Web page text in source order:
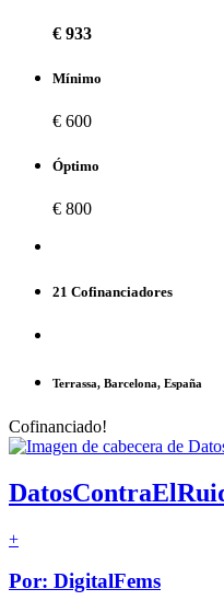
€ 933
Mínimo
€ 600
Óptimo
€ 800
21 Cofinanciadores
Terrassa, Barcelona, España
Cofinanciado!
+
Por: DigitalFems